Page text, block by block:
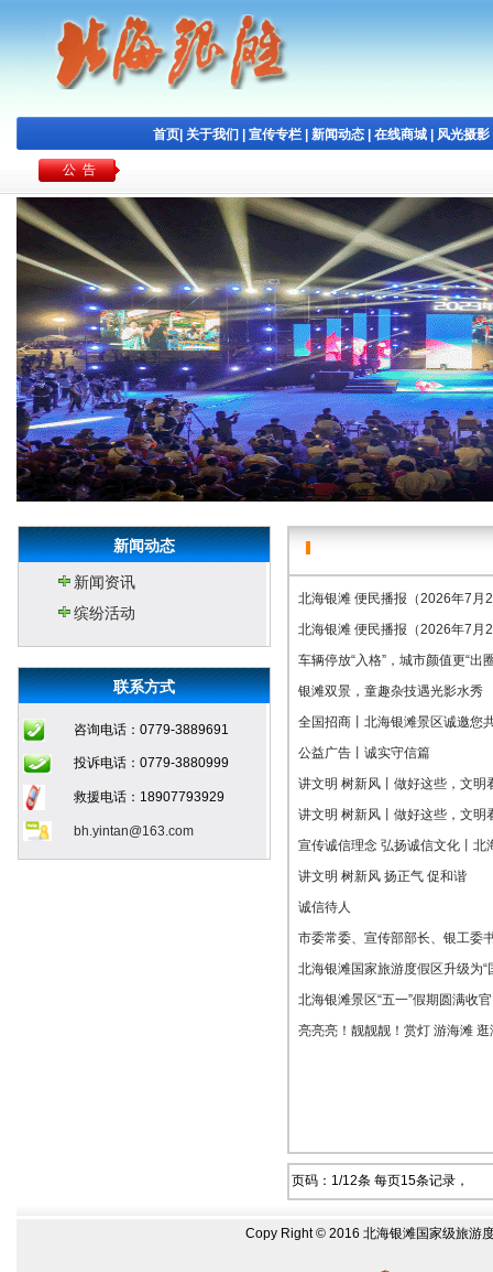
首页 关于我们 宣传专栏 新闻动态 在线商城 风光摄影
公 告
新闻动态
新闻资讯
缤纷活动
联系方式
咨询电话：0779-3889691
投诉电话：0779-3880999
救援电话：18907793929
bh.yintan@163.com
北海银滩 便民播报（2026年7月
北海银滩 便民播报（2026年7月
车辆停放“入格”，城市颜值更“出
银滩双景，童趣杂技遇光影水秀
全国招商丨北海银滩景区诚邀您
公益广告丨诚实守信篇
讲文明 树新风丨做好这些，文
讲文明 树新风丨做好这些，文明
宣传诚信理念 弘扬诚信文化丨北
讲文明 树新风 扬正气 促和谐
诚信待人
市委常委、宣传部部长、银工委
北海银滩国家旅游度假区升级为“
北海银滩景区“五一”假期圆满收
亮亮亮！靓靓靓！赏灯 游海滩
页码： 1/12条 每页15条记录，
Copy Right © 2016 北海银滩国家级旅游